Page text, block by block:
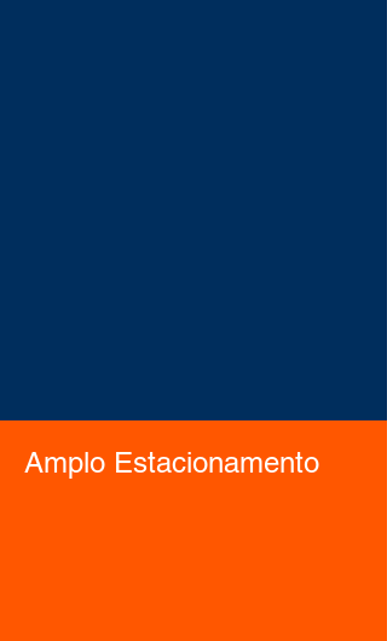
Amplo Estacionamento